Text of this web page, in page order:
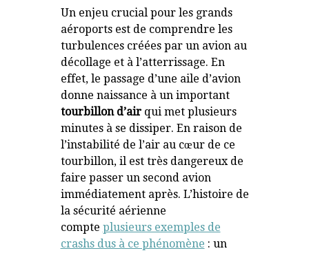
Un enjeu crucial pour les grands
aéroports est de comprendre les
turbulences créées par un avion au
décollage et à l’atterrissage. En
effet, le passage d’une aile d’avion
donne naissance à un important
tourbillon d’airqui met plusieurs
minutes à se dissiper. En raison de
l’instabilité de l’air au cœur de ce
tourbillon, il est très dangereux de
faire passer un second avion
immédiatement après. L’histoire de
la sécurité aérienne
compte plusieurs exemples de
crashs dus à ce phénomène : un